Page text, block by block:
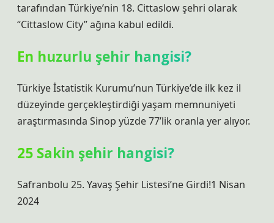
tarafından Türkiye’nin 18. Cittaslow şehri olarak
“Cittaslow City” ağına kabul edildi.
En huzurlu şehir hangisi?
Türkiye İstatistik Kurumu’nun Türkiye’de ilk kez il
düzeyinde gerçekleştirdiği yaşam memnuniyeti
araştırmasında Sinop yüzde 77’lik oranla yer alıyor.
25 Sakin şehir hangisi?
Safranbolu 25. Yavaş Şehir Listesi’ne Girdi!1 Nisan
2024